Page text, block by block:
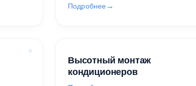
Подробнее
Высотный монтаж
кондиционеров